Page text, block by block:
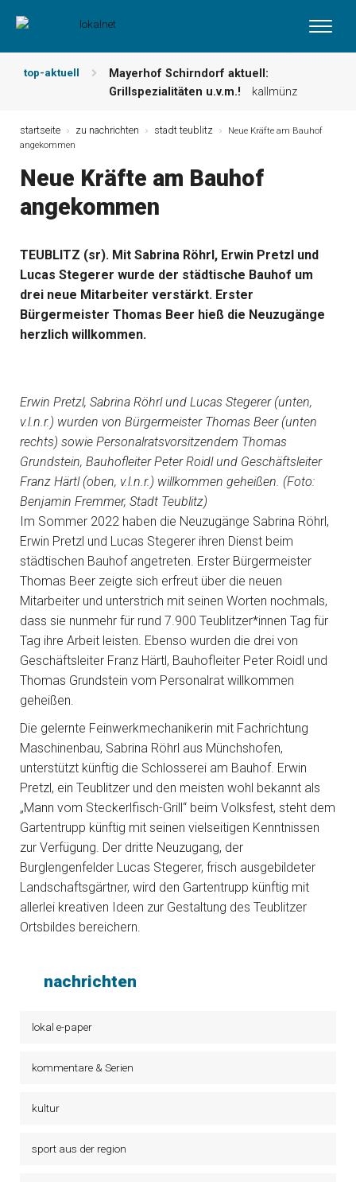
top-aktuell
Mayerhof Schirndorf aktuell:
Grillspezialitäten u.v.m.!
kallmünz
und mehr … burglengenfeld
leserbriefe
Maxhütter Fischladen: Unser aktuelles
Region! angebote vor ort | anzeige
Metzgerei Hummel: Aktuelles
Wochenangebot!
maxhütte-haidhof
startseite zu nachrichten stadt teublitz
Neue Kräfte am Bauhof
angekommen
Neue Kräfte am Bauhof
angekommen
TEUBLITZ (sr). Mit Sabrina Röhrl, Erwin Pretzl und
Lucas Stegerer wurde der städtische Bauhof um
drei neue Mitarbeiter verstärkt. Erster
Bürgermeister Thomas Beer hieß die Neuzugänge
herzlich willkommen.
Erwin Pretzl, Sabrina Röhrl und Lucas Stegerer (unten,
v.l.n.r.) wurden von Bürgermeister Thomas Beer (unten
rechts) sowie Personalratsvorsitzendem Thomas
Grundstein, Bauhofleiter Peter Roidl und Geschäftsleiter
Franz Härtl (oben, v.l.n.r.) willkommen geheißen. (Foto:
Benjamin Fremmer, Stadt Teublitz)
Im Sommer 2022 haben die Neuzugänge Sabrina Röhrl,
Erwin Pretzl und Lucas Stegerer ihren Dienst beim
städtischen Bauhof angetreten. Erster Bürgermeister
Thomas Beer zeigte sich erfreut über die neuen
Mitarbeiter und unterstrich mit seinen Worten nochmals,
dass sie nunmehr für rund 7.900 Teublitzer*innen Tag für
Tag ihre Arbeit leisten. Ebenso wurden die drei von
Geschäftsleiter Franz Härtl, Bauhofleiter Peter Roidl und
Thomas Grundstein vom Personalrat willkommen
geheißen.
Die gelernte Feinwerkmechanikerin mit Fachrichtung
Maschinenbau, Sabrina Röhrl aus Münchshofen,
unterstützt künftig die Schlosserei am Bauhof. Erwin
Pretzl, ein Teublitzer und den meisten wohl bekannt als
„Mann vom Steckerlfisch-Grill“ beim Volksfest, steht dem
Gartentrupp künftig mit seinen vielseitigen Kenntnissen
zur Verfügung. Der dritte Neuzugang, der
Burglengenfelder Lucas Stegerer, frisch ausgebildeter
Landschaftsgärtner, wird den Gartentrupp künftig mit
allerlei kreativen Ideen zur Gestaltung des Teublitzer
Ortsbildes bereichern.
nachrichten
lokal e-paper
kommentare & Serien
kultur
sport aus der region